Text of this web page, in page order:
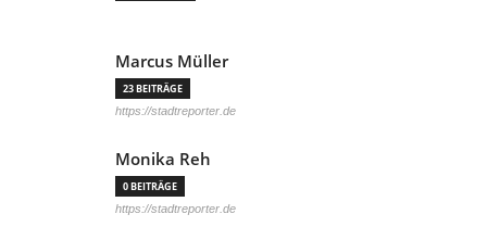
Marcus Müller
23 BEITRÄGE
https://stadtreporter.de
Monika Reh
0 BEITRÄGE
https://stadtreporter.de